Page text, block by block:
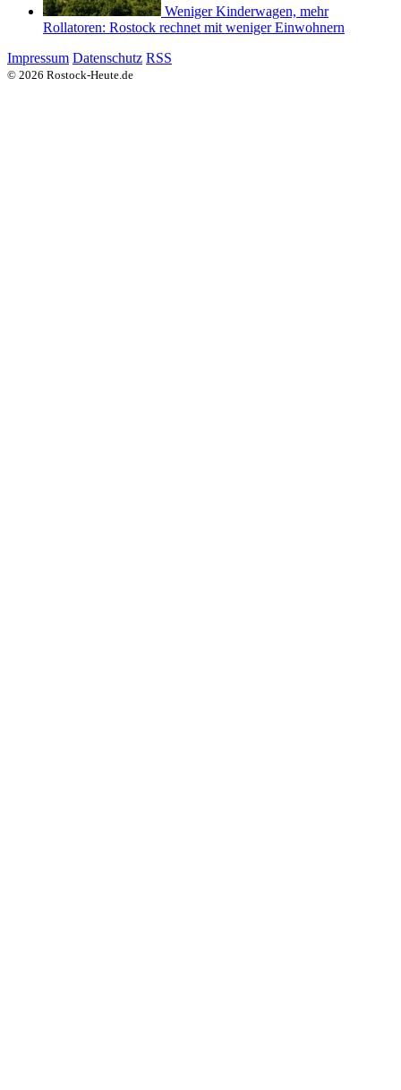
Weniger Kinderwagen, mehr
Rollatoren: Rostock rechnet mit weniger Einwohnern
Impressum Datenschutz RSS
© 2026 Rostock-Heute.de